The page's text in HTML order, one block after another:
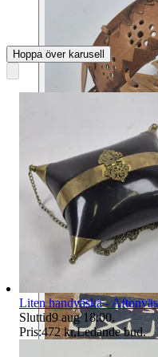
Hoppa över karusell
Liten handväska -
Sluttid9 aug 18:00.
Pris:472 kr,Ledande bud.